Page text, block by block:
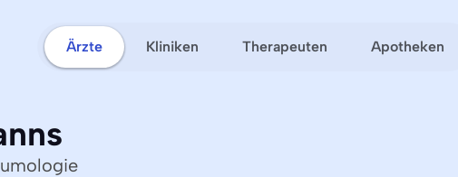
Ärzte Kliniken Therapeuten Apotheken